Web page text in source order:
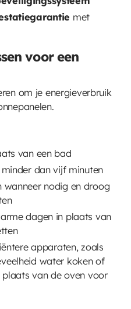
met
voor een
om je energieverbruik
van een bad
dan vijf minuten
wanneer nodig en droog
dagen in plaats van
apparaten, zoals
water koken of
van de oven voor